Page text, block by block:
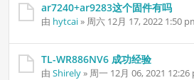
ar7240+ar9283这个固件有吗
由 hytcai» 周六 12月 17, 2022 1:50
TL-WR886NV6 成功经验
由 Shirely» 周一 12月 06, 2021 12:26